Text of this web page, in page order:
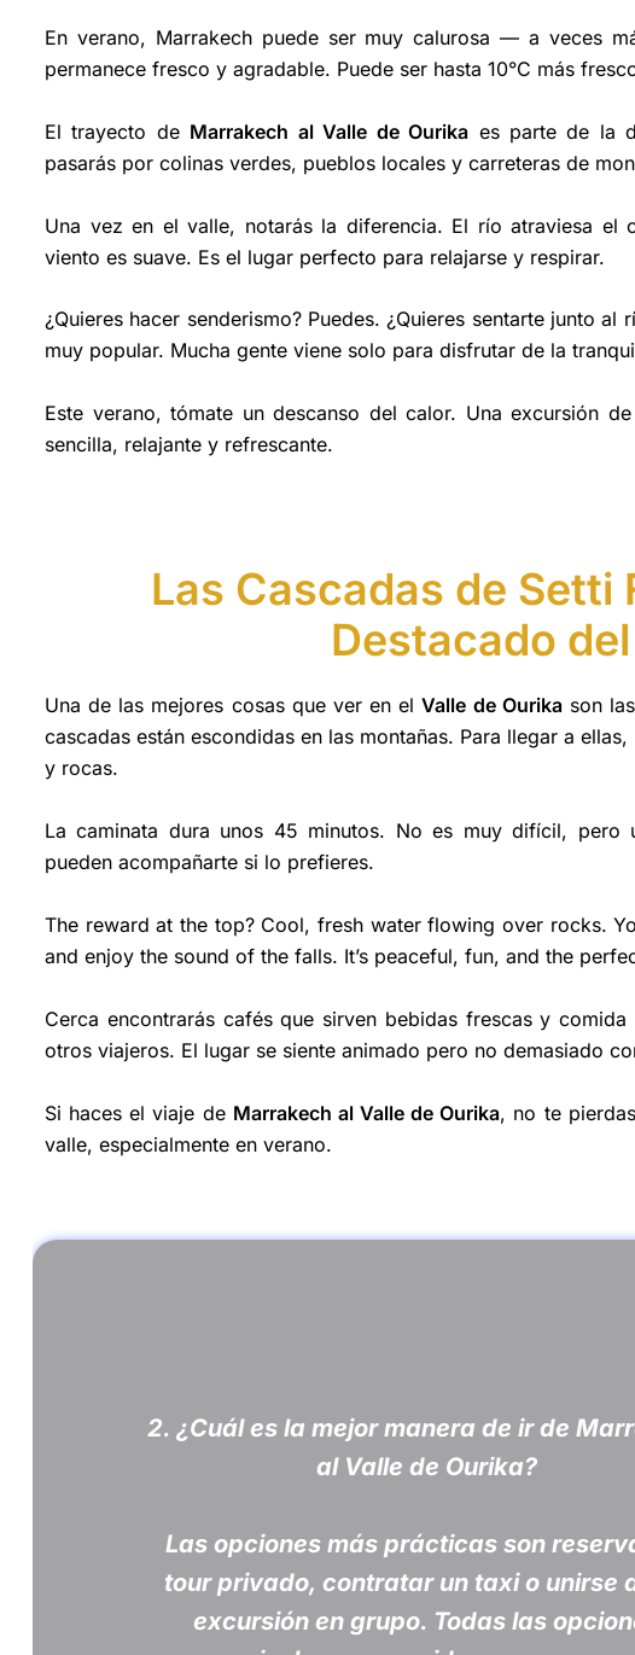
En verano, Marrakech puede ser muy calurosa — a veces
permanece fresco y agradable. Puede ser hasta 10°C más
El trayecto de Marrakech al Valle de Ourika es parte de la
pasarás por colinas verdes, pueblos locales y carreteras de
Una vez en el valle, notarás la diferencia. El río atraviesa el
viento es suave. Es el lugar perfecto para relajarse y respirar.
¿Quieres hacer senderismo? Puedes. ¿Quieres sentarte junto
muy popular. Mucha gente viene solo para disfrutar de la
Este verano, tómate un descanso del calor. Una excursión
sencilla, relajante y refrescante.
Las Cascadas de Setti
Destacado
Una de las mejores cosas que ver en elValle de Ourikason las
cascadas están escondidas en las montañas. Para llegar a
y rocas.
La caminata dura unos 45 minutos. No es muy difícil, pero
pueden acompañarte si lo prefieres.
The reward at the top? Cool, fresh water flowing over rocks.
and enjoy the sound of the falls. It’s peaceful, fun, and the
Cerca encontrarás cafés que sirven bebidas frescas y
otros viajeros. El lugar se siente animado pero no demasiado
Si haces el viaje de Marrakech al Valle de Ourika, no te
valle, especialmente en verano.
2. ¿Cuál es la mejor manera de ir de
al Valle de Ourika?
Las opciones más prácticas son
tour privado, contratar un taxi o unirse
excursión en grupo. Todas las